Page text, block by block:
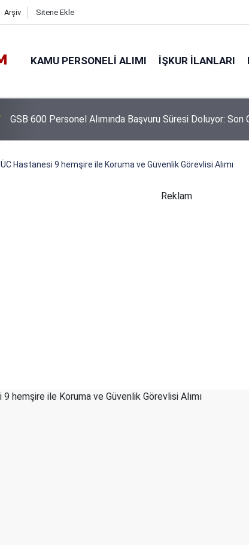
Arşiv Sitene Ekle
KAMU PERSONELI ALIMI İŞKUR İLANLARI
GSB 600 Personel Alımında Başvuru Süresi Doluyor: Son
İÜC Hastanesi 9 hemşire ile Koruma ve Güvenlik Görevlisi Alımı
Reklam